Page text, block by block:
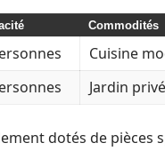
Commodités
Cuisine
Jardin
dotés de pièces